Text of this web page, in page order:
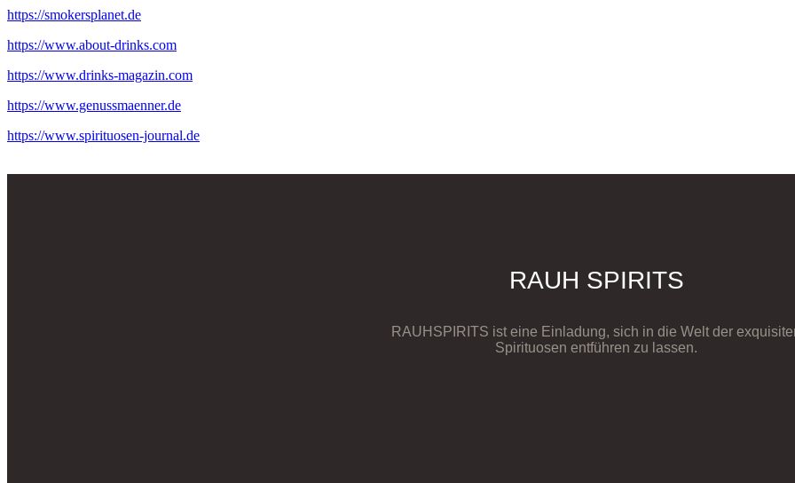
https://smokersplanet.de
https://www.about-drinks.com
https://www.drinks-magazin.com
https://www.genussmaenner.de
https://www.spirituosen-journal.de
RAUH SPIRITS
RAUHSPIRITS ist eine Einladung, sich in die Welt der
Spirituosen entführen zu lassen.